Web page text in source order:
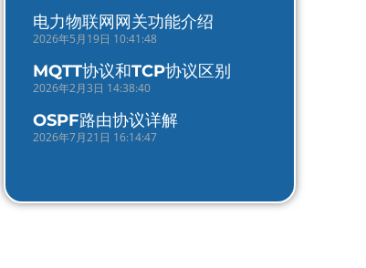
电力物联网网关功能介绍
2026年5月19日 10:41:48
MQTT协议和TCP协议区别
2026年2月3日 14:38:40
OSPF路由协议详解
2026年7月21日 16:14:47